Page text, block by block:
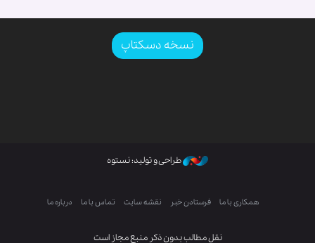
نسخه دسکتاپ
نقل مطالب بدون ذکر منبع مجاز است
طراحی و تولید: نستوه
همکاری با ما فرستادن خبر نقشه سایت تماس با ما درباره ما